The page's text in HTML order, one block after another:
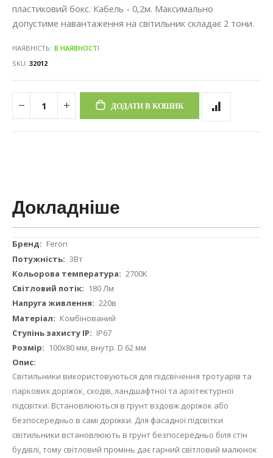
пластиковий бокс. Кабель - 0,2м. Максимально
допустиме навантаження на світильник складає 2 тони.
НАЯВНІСТЬ: В НАЯВНОСТІ
SKU 32012
ДОДАТИ В КОШИК
Докладніше
ДокладнішеFeron
3Вт
2700K
180 Лм
220в
Комбінований
IP67
100х80 мм, внутр. D 62 мм
Світильники використовуються для підсвічення тротуарів та
паркових доріжок, сходів, ландшафтної та архітектурної
підсвітки. Встановлюються в грунт вздовж доріжок або
безпосередньо в самі доріжки. Для фасадної підсвітки
світильники встановлюють в грунт безпосередньо біля стін
будівлі, тому світловий промінь дає гарний світловий малюнок